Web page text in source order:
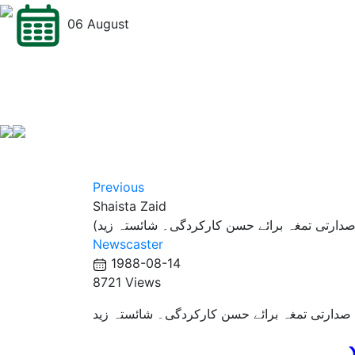
06 August
Previous
Shaista Zaid
Newscaster
1988-08-14
8721 Views
صدارتی تمغہ برائے حسن کارکردگی۔ شائستہ زید